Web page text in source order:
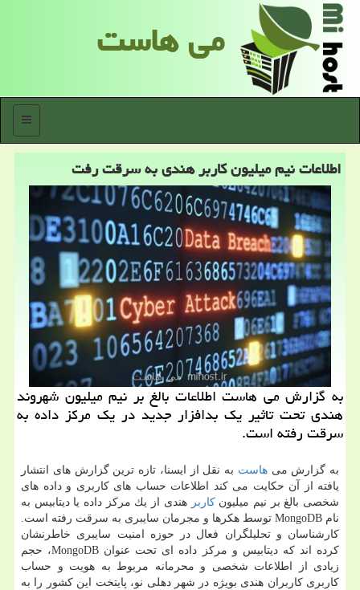
می هاست
منو
اطلاعات نیم میلیون كاربر هندی به سرقت رفت
به گزارش می هاست اطلاعات بالغ بر نیم میلیون شهروند
هندی تحت تاثیر یك بدافزار جدید در یك مركز داده به
سرقت رفته است.
به گزارش میهاست به نقل از ایسنا، تازه ترین گزارش های انتشار
یافته از آن حكایت می كند اطلاعات حساب های كاربری و داده های
شخصی بالغ بر نیم میلیونكاربر هندی از یك مركز داده یا دیتابیس به
نام MongoDB توسط هكرها و مجرمان سایبری به سرقت رفته است.
كارشناسان و تحلیلگران فعال در حوزه امنیت سایبری خاطرنشان
كرده اند كه دیتابیس و مركز داده ای تحت عنوان MongoDB، حجم
زیادی از اطلاعات شخصی و محرمانه مربوط به هویت و حساب
كاربری كاربران هندی بویژه در شهر دهلی نو، پایتخت این كشور را به